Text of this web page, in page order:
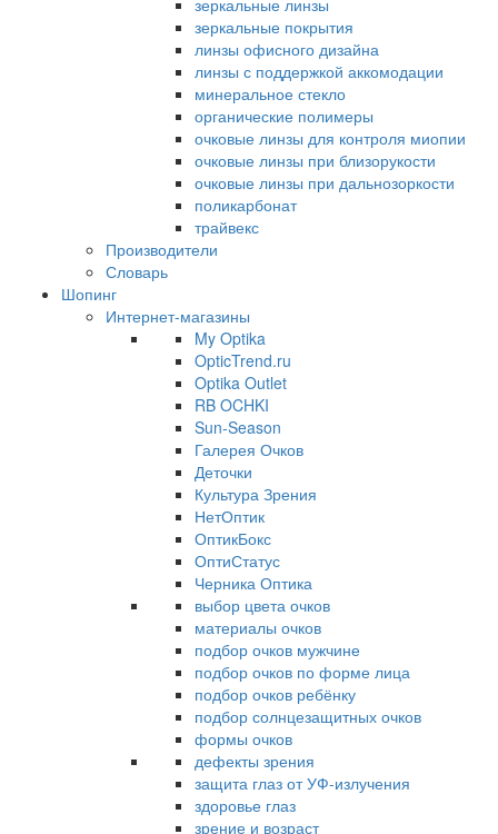
зеркальные линзы
зеркальные покрытия
линзы офисного дизайна
линзы с поддержкой аккомодации
минеральное стекло
органические полимеры
очковые линзы для контроля миопии
очковые линзы при близорукости
очковые линзы при дальнозоркости
поликарбонат
трайвекс
Производители
Словарь
Шопинг
Интернет-магазины
My Optika
OpticTrend.ru
Optika Outlet
RB OCHKI
Sun-Season
Галерея Очков
Деточки
Культура Зрения
НетОптик
ОптикБокс
ОптиСтатус
Черника Оптика
выбор цвета очков
материалы очков
подбор очков мужчине
подбор очков по форме лица
подбор очков ребёнку
подбор солнцезащитных очков
формы очков
дефекты зрения
защита глаз от УФ-излучения
здоровье глаз
зрение и возраст